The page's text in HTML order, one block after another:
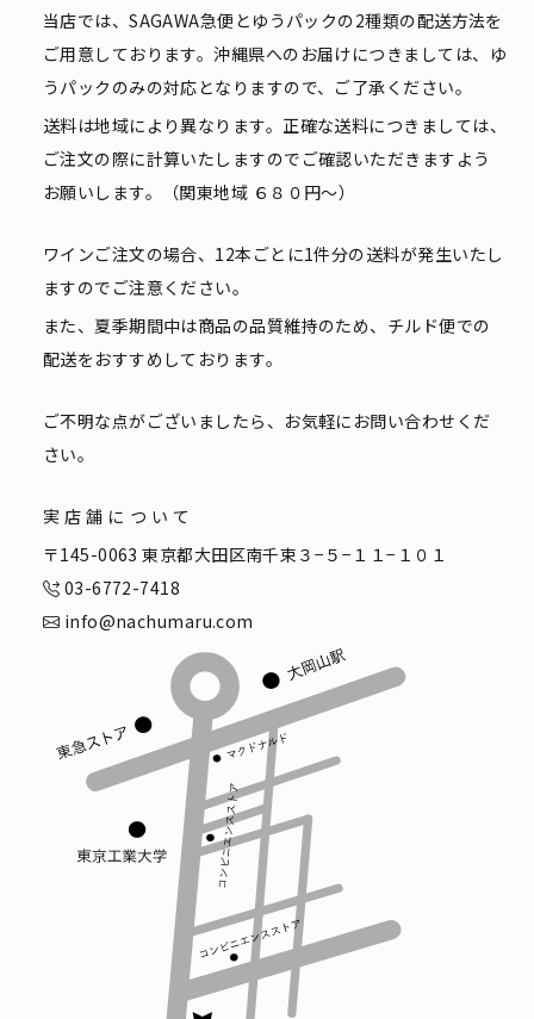
当店では、SAGAWA急便とゆうパックの2種類の配送方法を
ご用意しております。沖縄県へのお届けにつきましては、ゆ
うパックのみの対応となりますので、ご了承ください。
送料は地域により異なります。正確な送料につきましては、
ご注文の際に計算いたしますのでご確認いただきますよう
お願いします。（関東地域 ６８０円〜）
ワインご注文の場合、12本ごとに1件分の送料が発生いたし
ますのでご注意ください。
また、夏季期間中は商品の品質維持のため、チルド便での
配送をおすすめしております。
ご不明な点がございましたら、お気軽にお問い合わせくだ
さい。
実店舗について
〒145-0063 東京都大田区南千束３−５−１１−１０１
03-6772-7418
info@nachumaru.com